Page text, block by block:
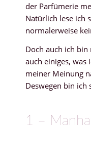
der Parfümerie
Natürlich lese ich
normalerweise
Doch auch ich
auch einiges, was
meiner Meinung
Deswegen bin ich
1 –